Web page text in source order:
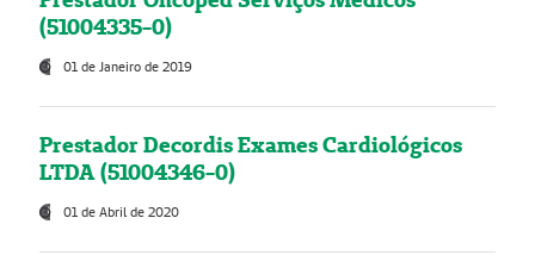
(51004335-0)
01 de Janeiro de 2019
Prestador Decordis Exames Cardiológicos
LTDA (51004346-0)
01 de Abril de 2020